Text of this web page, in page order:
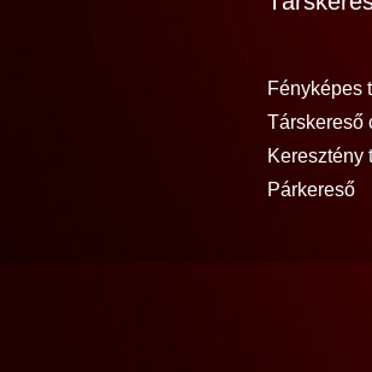
Fényképes
Társkereső
Keresztény
Párkereső